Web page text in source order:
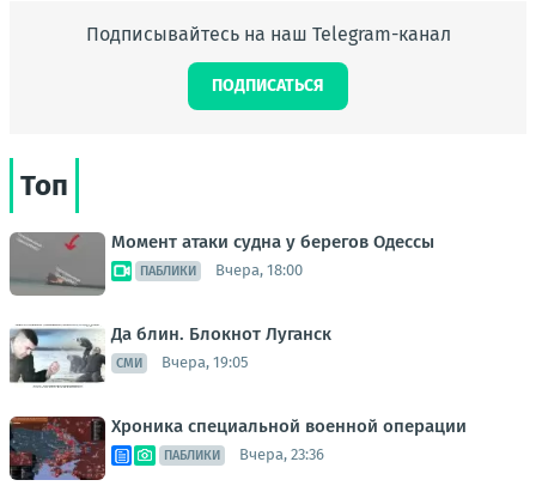
Подписывайтесь на наш Telegram-канал
ПОДПИСАТЬСЯ
Топ
Момент атаки судна у берегов Одессы
ПАБЛИКИ Вчера, 18:00
Да блин. Блокнот Луганск
СМИ Вчера, 19:05
Хроника специальной военной операции
ПАБЛИКИ Вчера, 23:36